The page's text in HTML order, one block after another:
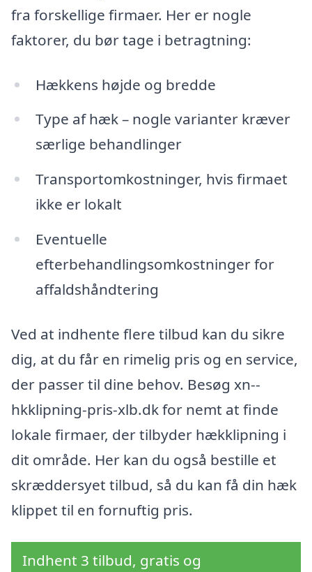
fra forskellige firmaer. Her er nogle
faktorer, du bør tage i betragtning:
Hækkens højde og bredde
Type af hæk – nogle varianter kræver
særlige behandlinger
Transportomkostninger, hvis firmaet
ikke er lokalt
Eventuelle
efterbehandlingsomkostninger for
affaldshåndtering
Ved at indhente flere tilbud kan du sikre
dig, at du får en rimelig pris og en service,
der passer til dine behov. Besøg xn--
hkklipning-pris-xlb.dk for nemt at finde
lokale firmaer, der tilbyder hækklipning i
dit område. Her kan du også bestille et
skræddersyet tilbud, så du kan få din hæk
klippet til en fornuftig pris.
Indhent 3 tilbud, gratis og